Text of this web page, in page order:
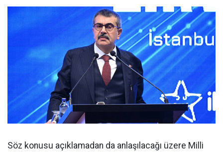
Söz konusu açıklamadan da anlaşılacağı üzere Milli